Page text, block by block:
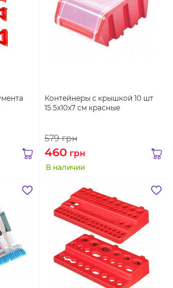
Контейнеры с крышкой 10 шт
15.5x10x7 см красные
579грн
460 грн
В наличии